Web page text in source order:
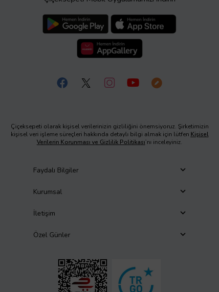
Çiçeksepeti olarak kişisel verilerinizin gizliliğini önemsiyoruz. Şirketimizin
kişisel veri işleme süreçleri hakkında detaylı bilgi almak için lütfen Kişisel
Verilerin Korunması ve Gizlilik Politikası’nı inceleyiniz.
Faydalı Bilgiler
Kurumsal
İletişim
Özel Günler